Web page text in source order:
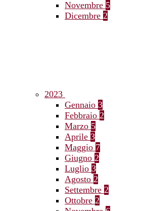
Novembre 5
Dicembre 2
2023
Gennaio 3
Febbraio 2
Marzo 5
Aprile 3
Maggio 7
Giugno 2
Luglio 3
Agosto 2
Settembre 2
Ottobre 2